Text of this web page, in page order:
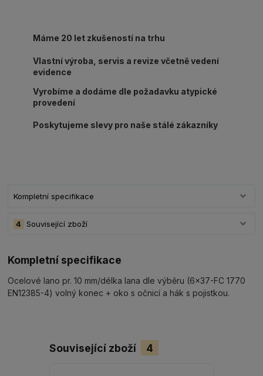
Máme 20 let zkušeností na trhu
Vlastní výroba, servis a revize včetně vedení
evidence
Vyrobíme a dodáme dle požadavku atypické
provedení
Poskytujeme slevy pro naše stálé zákazníky
Kompletní specifikace
Související zboží
4
Kompletní specifikace
Ocelové lano pr. 10 mm/délka lana dle výběru (6x37-FC 1770
EN12385-4) volný konec + oko s očnicí a hák s pojistkou.
Související zboží 4